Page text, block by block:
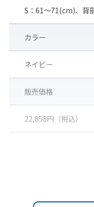
3. 現在、専門医にかかっ
前に専門医にご相談下さ
S：61～71(cm)、背
カラー
ネイビー
販売価格
22,858円（税込）